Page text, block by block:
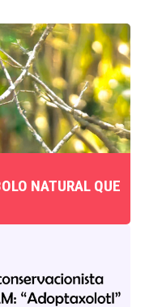
NATURAL QUE